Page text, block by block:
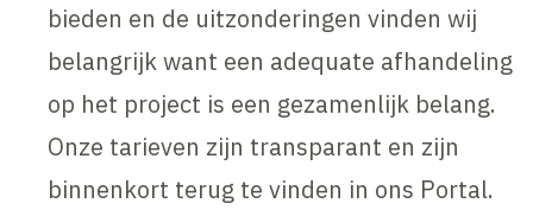
bieden en de uitzonderingen vinden wij
belangrijk want een adequate afhandeling
op het project is een gezamenlijk belang.
Onze tarieven zijn transparant en zijn
binnenkort terug te vinden in ons Portal.